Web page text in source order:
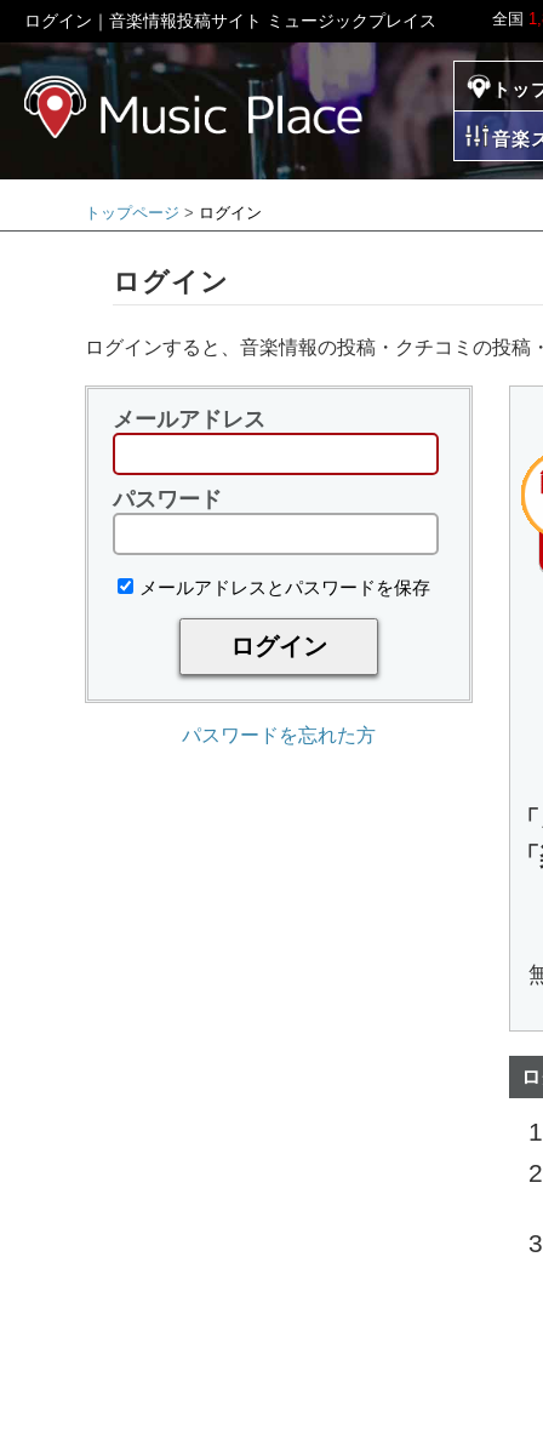
全国
ログイン｜音楽情報投稿サイト ミュージックプレイス
ミュージックプレイ
トッ
音楽
トップページ ログイン
ログイン
ログインすると、音楽情報の投稿・クチコミの投
メールアドレス
パスワード
メールアドレスとパスワードを保存
パスワードを忘れた方